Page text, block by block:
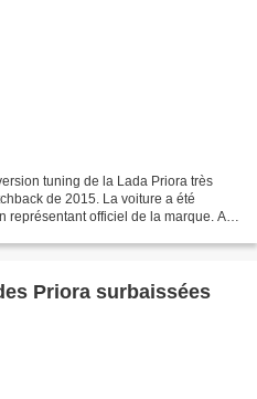
tuning de la Lada Priora très
de 2015. La voiture a été
officiel de la marque. Au
Priora surbaissées